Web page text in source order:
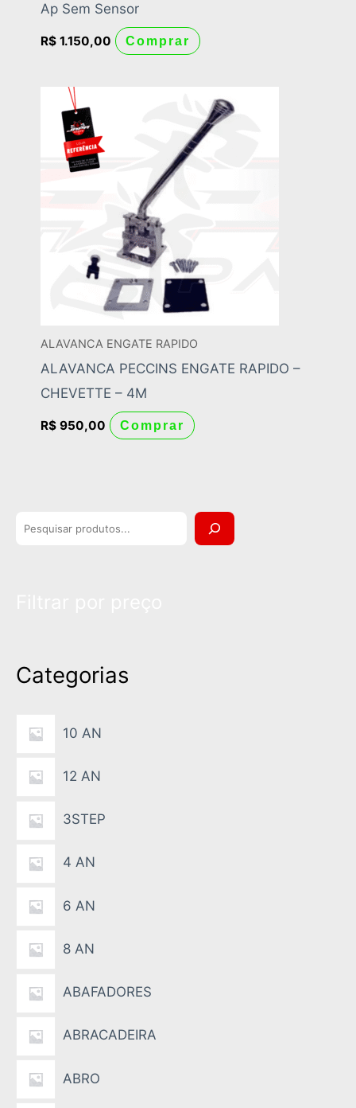
s
Categorias
10 AN
12 AN
3STEP
4 AN
6 AN
8 AN
ABAFADORES
ABRACADEIRA
ABRO
Ap Sem Sensor
R$ 1.150,00 Comprar
ALAVANCA ENGATE RAPIDO
ALAVANCA PECCINS ENGATE RAPIDO –
CHEVETTE – 4M
R$ 950,00 Comprar